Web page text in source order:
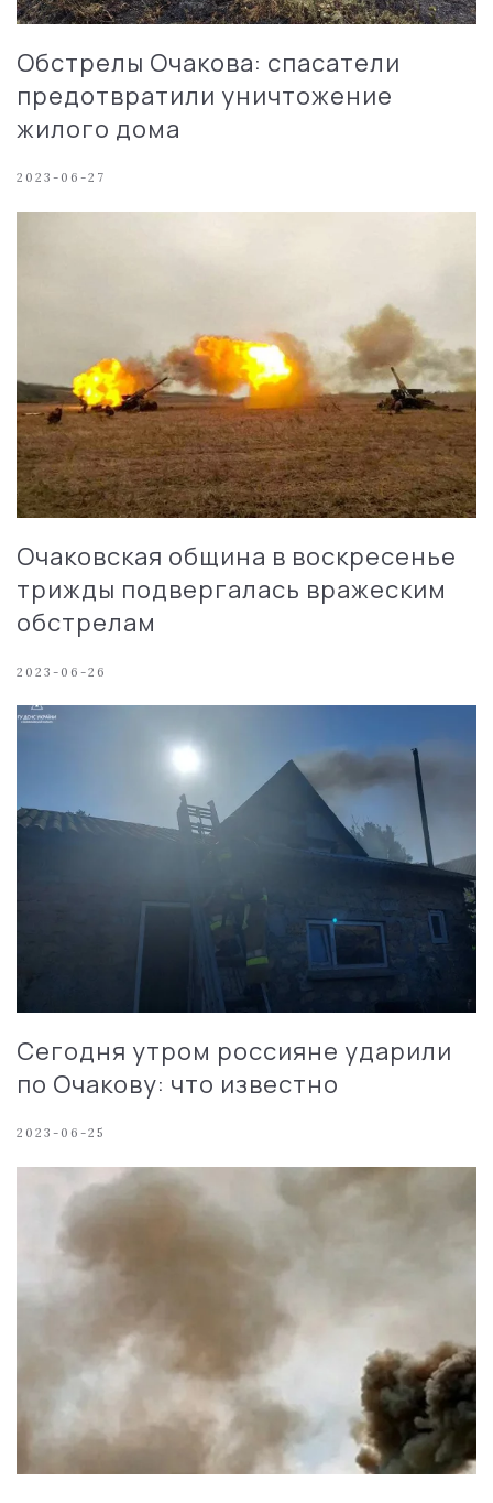
Обстрелы Очакова: спасатели
предотвратили уничтожение
жилого дома
2023-06-27
Очаковская община в воскресенье
трижды подвергалась вражеским
обстрелам
2023-06-26
Сегодня утром россияне ударили
по Очакову: что известно
2023-06-25